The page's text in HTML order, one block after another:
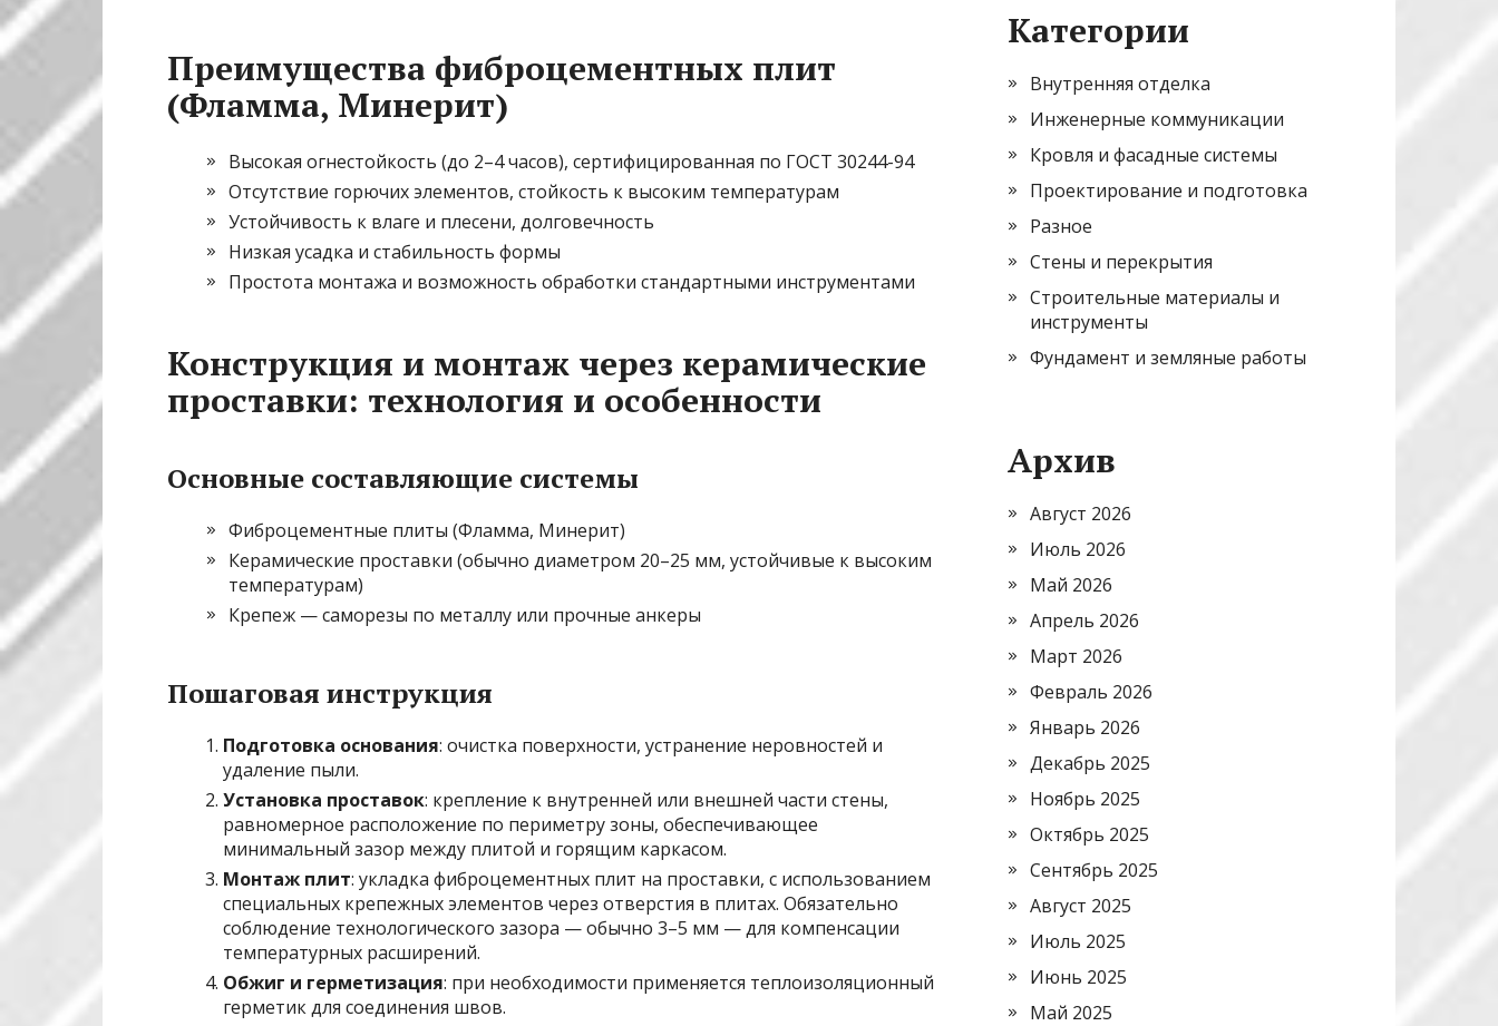
Преимущества фиброцементных плит
(Фламма, Минерит)
Высокая огнестойкость (до 2–4 часов), сертифицированная по ГОСТ 30244-94
Отсутствие горючих элементов, стойкость к высоким температурам
Устойчивость к влаге и плесени, долговечность
Низкая усадка и стабильность формы
Простота монтажа и возможность обработки стандартными инструментами
Конструкция и монтаж через керамические
проставки: технология и особенности
Основные составляющие системы
Фиброцементные плиты (Фламма, Минерит)
Керамические проставки (обычно диаметром 20–25 мм, устойчивые к высоким
температурам)
Крепеж — саморезы по металлу или прочные анкеры
Пошаговая инструкция
Подготовка основания: очистка поверхности, устранение неровностей и
удаление пыли.
Установка проставок: крепление к внутренней или внешней части стены,
равномерное расположение по периметру зоны, обеспечивающее
минимальный зазор между плитой и горящим каркасом.
Монтаж плит: укладка фиброцементных плит на проставки, с использованием
специальных крепежных элементов через отверстия в плитах. Обязательно
соблюдение технологического зазора — обычно 3–5 мм — для компенсации
температурных расширений.
Обжиг и герметизация: при необходимости применяется теплоизоляционный
герметик для соединения швов.
Категории
Внутренняя отделка
Инженерные коммуникации
Кровля и фасадные системы
Проектирование и подготовка
Разное
Стены и перекрытия
Строительные материалы и
инструменты
Фундамент и земляные работы
Архив
Август 2026
Июль 2026
Май 2026
Апрель 2026
Март 2026
Февраль 2026
Январь 2026
Декабрь 2025
Ноябрь 2025
Октябрь 2025
Сентябрь 2025
Август 2025
Июль 2025
Июнь 2025
Май 2025